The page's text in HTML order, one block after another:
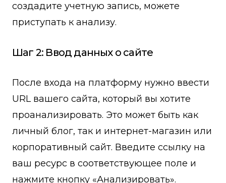
создадите учетную запись, можете
приступать к анализу.
Шаг 2: Ввод данных о сайте
После входа на платформу нужно ввести
URL вашего сайта, который вы хотите
проанализировать. Это может быть как
личный блог, так и интернет-магазин или
корпоративный сайт. Введите ссылку на
ваш ресурс в соответствующее поле и
нажмите кнопку «Анализировать».